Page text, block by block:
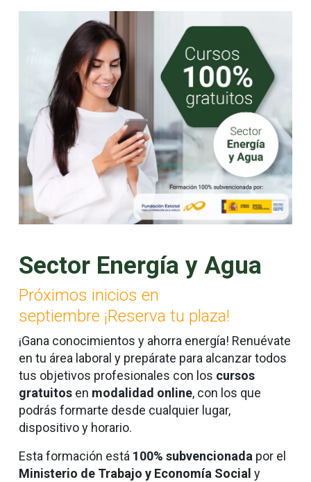
Sector Energía y Agua
Próximos inicios en
septiembre ¡Reserva tu plaza!
¡Gana conocimientos y ahorra energía! Renuévate
en tu área laboral y prepárate para alcanzar todos
tus objetivos profesionales con los cursos
gratuitosen modalidad online, con los que
podrás formarte desde cualquier lugar,
dispositivo y horario.
Esta formación está 100% subvencionada por el
Ministerio de Trabajo y Economía Social y